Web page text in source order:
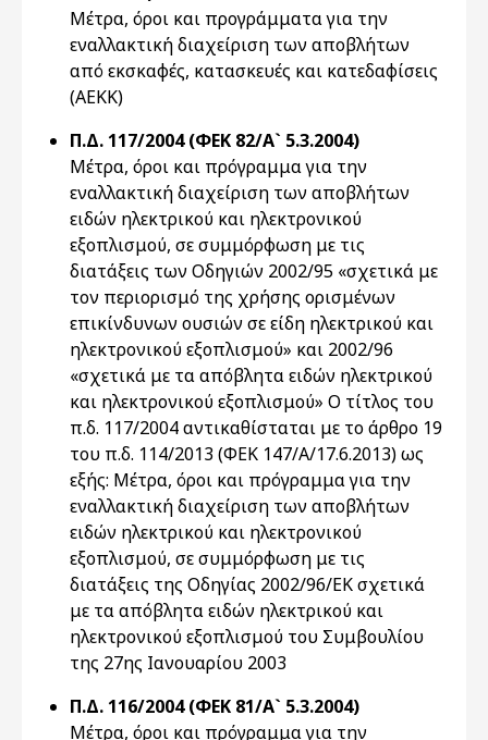
Μέτρα, όροι και προγράμματα για την
εναλλακτική διαχείριση των αποβλήτων
από εκσκαφές, κατασκευές και κατεδαφίσεις
(ΑΕΚΚ)
Π.Δ. 117/2004 (ΦΕΚ 82/Α` 5.3.2004)
Μέτρα, όροι και πρόγραμμα για την
εναλλακτική διαχείριση των αποβλήτων
ειδών ηλεκτρικού και ηλεκτρονικού
εξοπλισμού, σε συμμόρφωση με τις
διατάξεις των Οδηγιών 2002/95 «σχετικά με
τον περιορισμό της χρήσης ορισμένων
επικίνδυνων ουσιών σε είδη ηλεκτρικού και
ηλεκτρονικού εξοπλισμού» και 2002/96
«σχετικά με τα απόβλητα ειδών ηλεκτρικού
και ηλεκτρονικού εξοπλισμού» Ο τίτλος του
π.δ. 117/2004 αντικαθίσταται με το άρθρο 19
του π.δ. 114/2013 (ΦΕΚ 147/Α/17.6.2013) ως
εξής: Μέτρα, όροι και πρόγραμμα για την
εναλλακτική διαχείριση των αποβλήτων
ειδών ηλεκτρικού και ηλεκτρονικού
εξοπλισμού, σε συμμόρφωση με τις
διατάξεις της Οδηγίας 2002/96/ΕΚ σχετικά
με τα απόβλητα ειδών ηλεκτρικού και
ηλεκτρονικού εξοπλισμού του Συμβουλίου
της 27ης Ιανουαρίου 2003
Π.Δ. 116/2004 (ΦΕΚ 81/Α` 5.3.2004)
Μέτρα, όροι και πρόγραμμα για την